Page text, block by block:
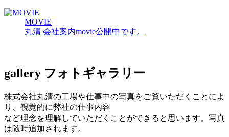
MOVIE
丸清 会社案内movie公開中です。
gallery フォトギャラリー
株式会社丸清の工場や仕事中の写真をご覧いただくことによ
り、視覚的に弊社の仕事内容
など理念を理解していただくことができると思います。写真
は随時追加されます。